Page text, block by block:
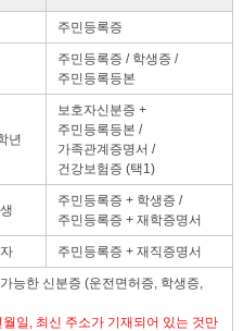
주민등록증
주민등록증 / 학생증 /
주민등록등본
년
보호자신분증 +
주민등록등본 /
가족관계증명서 /
건강보험증 (택1)
주민등록증 + 학생증 /
주민등록증 + 재학증명서
주민등록증 + 재직증명서
능한 신분증 (운전면허증, 학생증,
일, 최신 주소가 기재되어 있는 것만